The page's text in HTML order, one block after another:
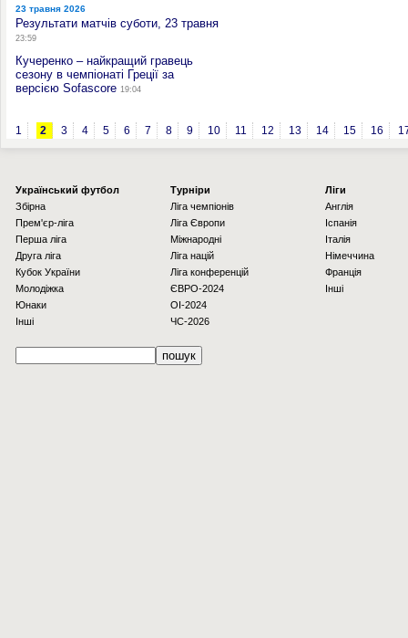
23 травня 2026
Результати матчів суботи, 23 травня
23:59
Кучеренко – найкращий гравець
сезону в чемпіонаті Греції за
версією Sofascore 19:04
1 2 3 4 5 6 7 8 9 10 11 12 13 14 15 16
Українcький футбол
Збірна
Прем'єр-ліга
Перша ліга
Друга ліга
Кубок України
Молодіжка
Юнаки
Інші
Турніри
Ліга чемпіонів
Ліга Європи
Міжнародні
Ліга націй
Ліга конференцій
ЄВРО-2024
OI-2024
ЧС-2026
Ліги
Англія
Іспанія
Італія
Німеччина
Франція
Інші